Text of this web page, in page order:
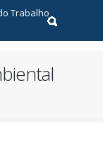
Realizar